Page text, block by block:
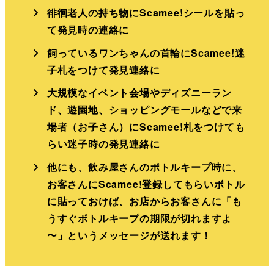
徘徊老人の持ち物にScamee!シールを貼っ
て発見時の連絡に
飼っているワンちゃんの首輪にScamee!迷
子札をつけて発見連絡に
大規模なイベント会場やディズニーラン
ド、遊園地、ショッピングモールなどで来
場者（お子さん）にScamee!札をつけても
らい迷子時の発見連絡に
他にも、飲み屋さんのボトルキープ時に、
お客さんにScamee!登録してもらいボトル
に貼っておけば、お店からお客さんに「も
うすぐボトルキープの期限が切れますよ
〜」というメッセージが送れます！